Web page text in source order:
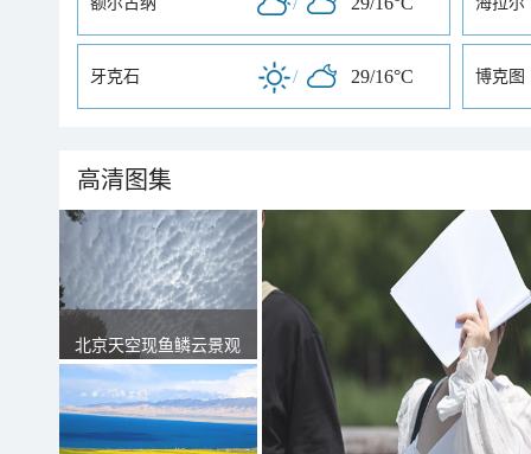
牙克石 / 29/16°C 博克图
高清图集
北京天空现鱼鳞云景观